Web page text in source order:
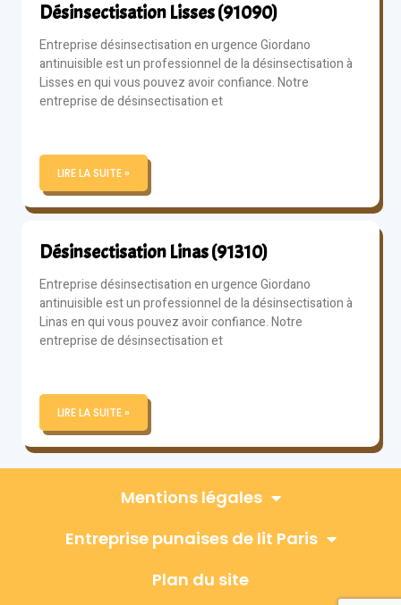
Désinsectisation Lisses (91090)
Entreprise désinsectisation en urgence Giordano
antinuisible est un professionnel de la désinsectisation à
Lisses en qui vous pouvez avoir confiance. Notre
entreprise de désinsectisation et
LIRE LA SUITE »
Désinsectisation Linas (91310)
Entreprise désinsectisation en urgence Giordano
antinuisible est un professionnel de la désinsectisation à
Linas en qui vous pouvez avoir confiance. Notre
entreprise de désinsectisation et
LIRE LA SUITE »
Mentions légales
Entreprise punaises de lit Paris
Plan du site